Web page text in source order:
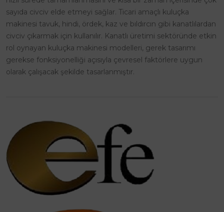
sayıda civciv elde etmeyi sağlar. Ticari amaçlı kuluçka
makinesi tavuk, hindi, ördek, kaz ve bıldırcın gibi kanatlılardan
civciv çıkarmak için kullanılır. Kanatlı üretimi sektöründe etkin
rol oynayan kuluçka makinesi modelleri, gerek tasarımı
gerekse fonksiyonelliği açısıyla çevresel faktörlere uygun
olarak çalışacak şekilde tasarlanmıştır.